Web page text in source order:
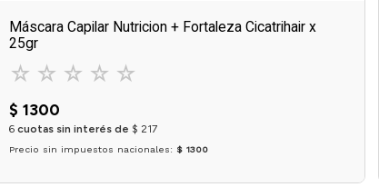
Máscara Capilar Nutricion + Fortaleza Cicatrihair x
25gr
☆ ☆ ☆ ☆ ☆
$ 1300
6 cuotas sin interés de $ 217
Precio sin impuestos nacionales: $ 1300